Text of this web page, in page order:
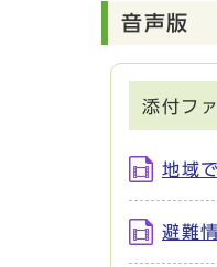
音声版
添付フ
地域
避難